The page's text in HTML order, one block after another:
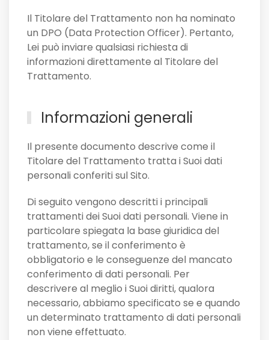
Il Titolare del Trattamento non ha nominato
un DPO (Data Protection Officer). Pertanto,
Lei può inviare qualsiasi richiesta di
informazioni direttamente al Titolare del
Trattamento.
Informazioni generali
Il presente documento descrive come il
Titolare del Trattamento tratta i Suoi dati
personali conferiti sul Sito.
Di seguito vengono descritti i principali
trattamenti dei Suoi dati personali. Viene in
particolare spiegata la base giuridica del
trattamento, se il conferimento è
obbligatorio e le conseguenze del mancato
conferimento di dati personali. Per
descrivere al meglio i Suoi diritti, qualora
necessario, abbiamo specificato se e quando
un determinato trattamento di dati personali
non viene effettuato.